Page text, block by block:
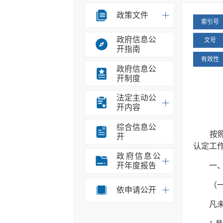
政策文件
政府信息公
开指南
政府信息公
开制度
法定主动公
开内容
综合信息公
开
政府信息公
开年度报告
依申请公开
索引号
文号
有效性
按照
认定工
一、
（一
凡未